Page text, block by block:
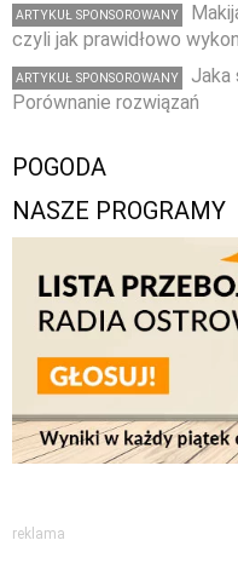
ARTYKUŁ SPONSOROWANY
czyli jak prawidłowo
ARTYKUŁ SPONSOROWANY
Jaka
Porównanie rozwiązań
POGODA
NASZE PROGRAMY
reklama